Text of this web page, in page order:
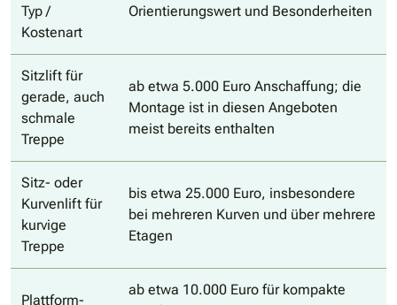
Typ /
Kostenart
Orientierungswert und Besonderheiten
Sitzlift für
gerade, auch
schmale
Treppe
ab etwa 5.000 Euro Anschaffung; die
Montage ist in diesen Angeboten
meist bereits enthalten
Sitz- oder
Kurvenlift für
kurvige
Treppe
bis etwa 25.000 Euro, insbesondere
bei mehreren Kurven und über mehrere
Etagen
Plattform-
ab etwa 10.000 Euro für kompakte